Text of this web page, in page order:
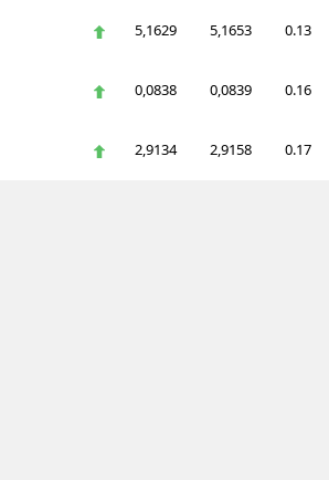
5,1629 5,1653 0.13
0,0838 0,0839 0.16
2,9134 2,9158 0.17